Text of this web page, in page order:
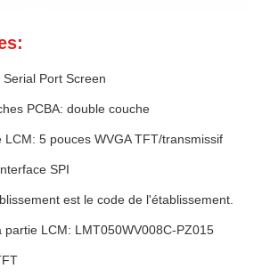
Port Screen
PCBA: double couche
LCM: 5 pouces WVGA TFT/transmissif
SPI
est le code de l'établissement.
partie LCM: LMT050WV008C-PZ015